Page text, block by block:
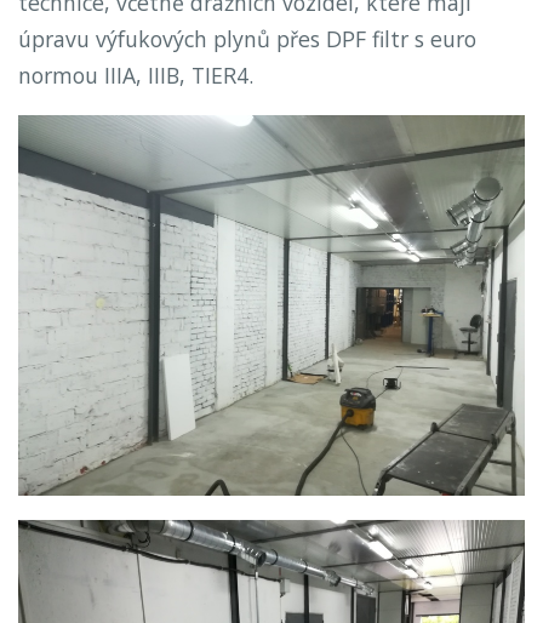
úpravu výfukových plynů přes DPF filtr s euro
normou IIIA, IIIB, TIER4.